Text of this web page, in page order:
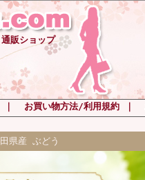
販ショップ
お買い物方法/利用規約｜
県産 ぶどう